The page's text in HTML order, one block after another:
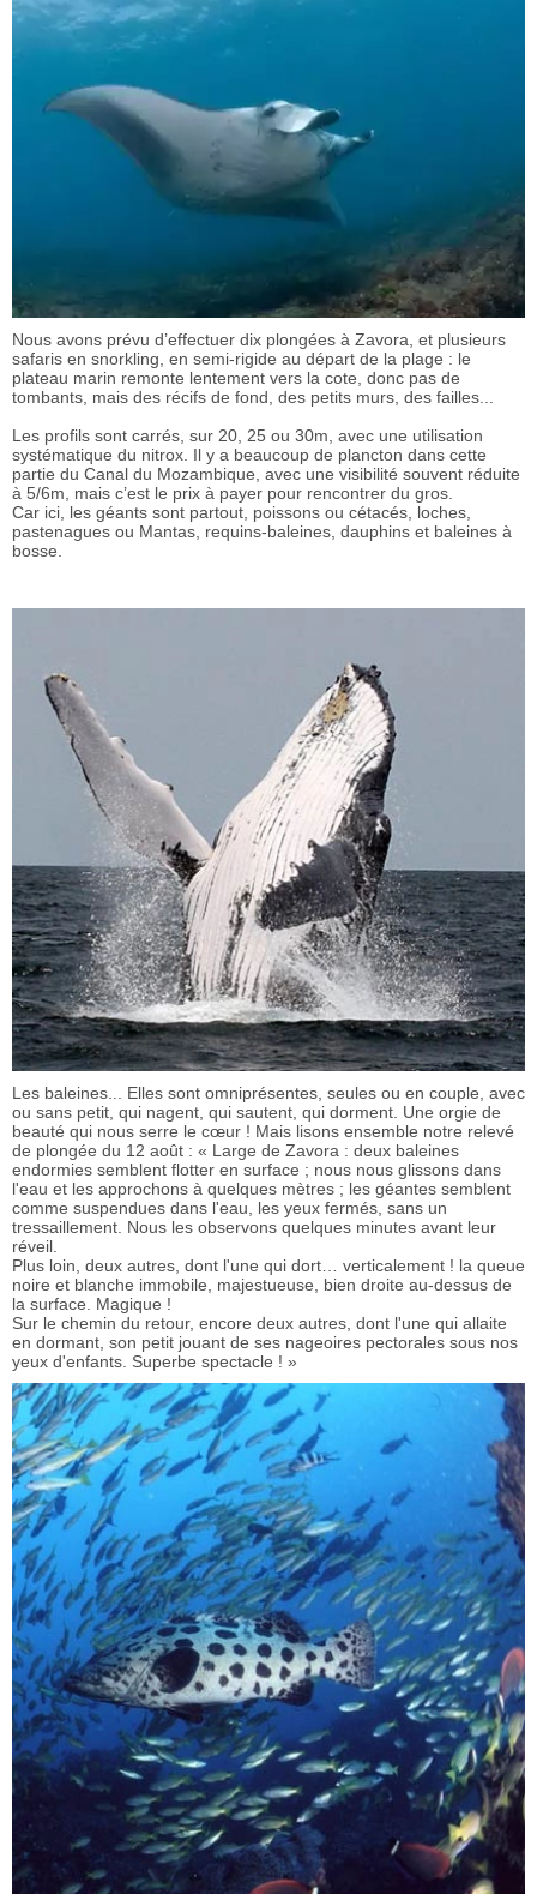
Nous avons prévu d’effectuer dix plongées à Zavora, et plusieurs
safaris en snorkling, en semi-rigide au départ de la plage : le
plateau marin remonte lentement vers la cote, donc pas de
tombants, mais des récifs de fond, des petits murs, des failles...
Les profils sont carrés, sur 20, 25 ou 30m, avec une utilisation
systématique du nitrox. Il y a beaucoup de plancton dans cette
partie du Canal du Mozambique, avec une visibilité souvent réduite
à 5/6m, mais c’est le prix à payer pour rencontrer du gros.
Car ici, les géants sont partout, poissons ou cétacés, loches,
pastenagues ou Mantas, requins-baleines, dauphins et baleines à
bosse.
Les baleines... Elles sont omniprésentes, seules ou en couple, avec
ou sans petit, qui nagent, qui sautent, qui dorment. Une orgie de
beauté qui nous serre le cœur ! Mais lisons ensemble notre relevé
de plongée du 12 août : « Large de Zavora : deux baleines
endormies semblent flotter en surface ; nous nous glissons dans
l'eau et les approchons à quelques mètres ; les géantes semblent
comme suspendues dans l'eau, les yeux fermés, sans un
tressaillement. Nous les observons quelques minutes avant leur
réveil.
Plus loin, deux autres, dont l'une qui dort… verticalement ! la queue
noire et blanche immobile, majestueuse, bien droite au-dessus de
la surface. Magique !
Sur le chemin du retour, encore deux autres, dont l'une qui allaite
en dormant, son petit jouant de ses nageoires pectorales sous nos
yeux d'enfants. Superbe spectacle ! »